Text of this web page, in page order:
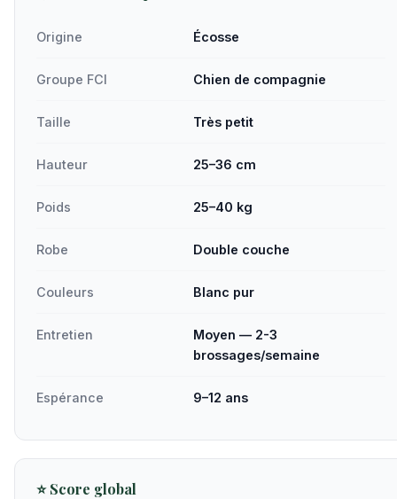
Origine Écosse
Groupe FCI Chien de compagnie
Taille Très petit
Hauteur 25–36 cm
Poids 25–40 kg
Robe Double couche
Couleurs Blanc pur
Entretien
Moyen — 2-3
brossages/semaine
Espérance 9–12 ans
⭐ Score global